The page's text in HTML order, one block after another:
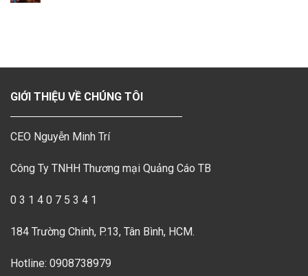
GIỚI THIỆU VỀ CHÚNG TÔI
CEO Nguyễn Minh Trí
Công Ty TNHH Thương mại Quảng Cáo TB
0 3 1 4 0 7 5 3 4 1
184 Trường Chinh, P.13, Tân Bình, HCM.
Hotline: 0908738979